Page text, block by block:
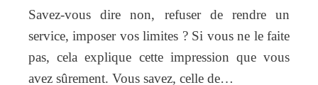
Savez-vous dire non, refuser de rendre un
service, imposer vos limites ? Si vous ne le faite
pas, cela explique cette impression que vous
avez sûrement. Vous savez, celle de…